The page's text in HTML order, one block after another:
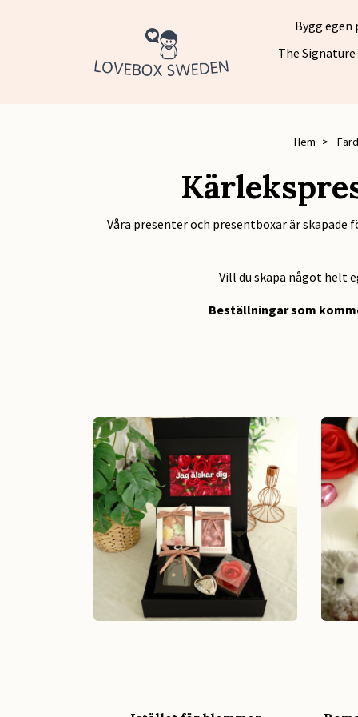
Bygg
The
Hem
Våra presenter och presentboxar är skapade
Vill du skapa något helt
Beställningar som